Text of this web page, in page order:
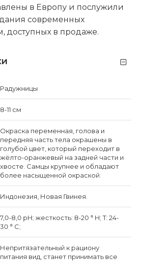
в Европу и послужили
современных
доступных в продаже.
Радужницы
8-11 см
Окраска переменная, голова и
передняя часть тела окрашены в
голубой цвет, который переходит в
жёлто-оранжевый на задней части и
хвосте. Самцы крупнее и обладают
более насыщенной окраской.
Индонезия, Новая Гвинея.
7,0-8,0 pH; жесткость: 8-20 ° H; Т: 24-
30 ° C;
Непритязательный к рациону
питания вид, станет принимать все